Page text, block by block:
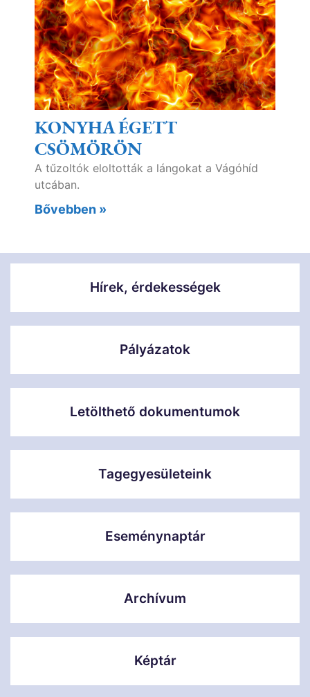
KONYHA ÉGETT
CSÖMÖRÖN
A tűzoltók eloltották a lángokat a Vágóhíd
utcában.
Bővebben »
Hírek, érdekességek
Pályázatok
Letölthető dokumentumok
Tagegyesületeink
Eseménynaptár
Archívum
Képtár